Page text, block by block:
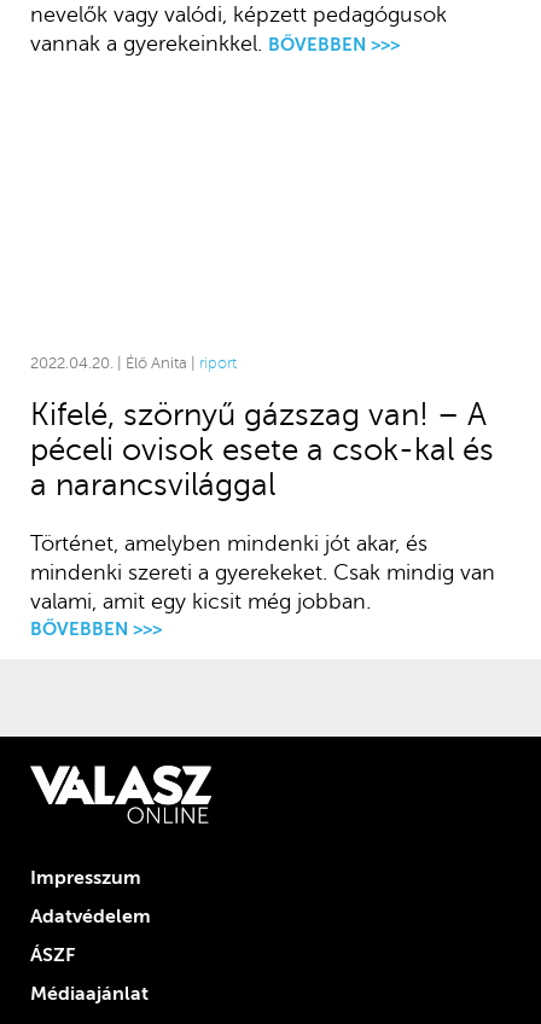
nevelők vagy valódi, képzett pedagógusok
vannak a gyerekeinkkel.
BŐVEBBEN >>>
2022.04.20. | Élő Anita | riport
Kifelé, szörnyű gázszag van! – A
péceli ovisok esete a csok-kal és
a narancsvilággal
Történet, amelyben mindenki jót akar, és
mindenki szereti a gyerekeket. Csak mindig van
valami, amit egy kicsit még jobban.
BŐVEBBEN >>>
Impresszum
Adatvédelem
ÁSZF
Médiaajánlat